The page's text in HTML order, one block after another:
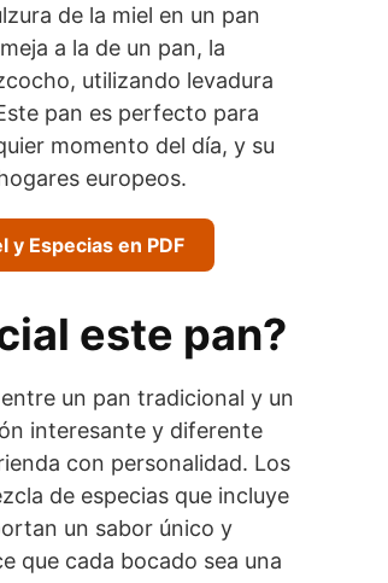
de la miel en un pan
a la de un pan, la
utilizando levadura
pan es perfecto para
momento del día, y su
europeos.
y Especias en PDF
este pan?
un pan tradicional y un
interesante y diferente
con personalidad. Los
de especias que incluye
un sabor único y
que cada bocado sea una